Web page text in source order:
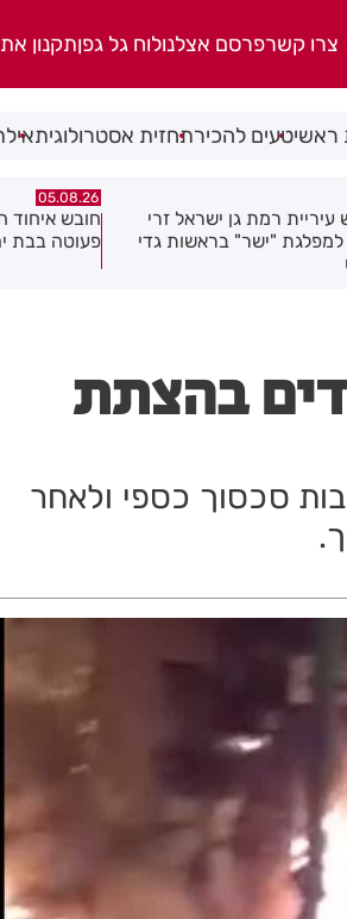
צרו קשרפרסם אצלנולוח גל גפןתקנון
ראשיטעים להכירתחזית אסטרולוגית
הצלה הציל את חייה של
ים
05.08.26
הוחרמה
בניין בשטח
בהצתת
סכסוך כספי ולאחר